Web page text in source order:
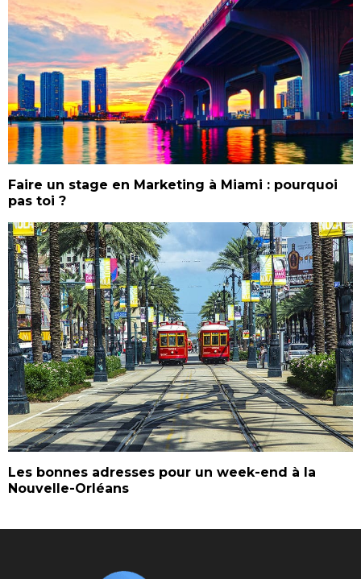
Faire un stage en Marketing à Miami : pourquoi
pas toi ?
Les bonnes adresses pour un week-end à la
Nouvelle-Orléans